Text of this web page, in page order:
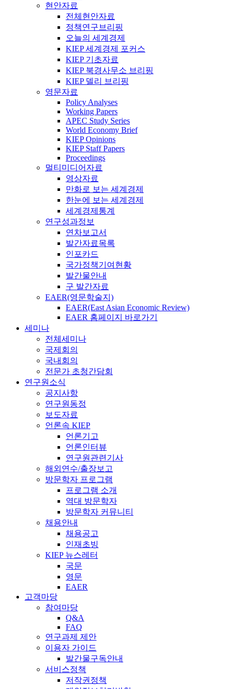
현안자료
전체현안자료
정책연구브리핑
오늘의 세계경제
KIEP 세계경제 포커스
KIEP 기초자료
KIEP 북경사무소 브리핑
KIEP 델리 브리핑
영문자료
Policy Analyses
Working Papers
APEC Study Series
World Economy Brief
KIEP Opinions
KIEP Staff Papers
Proceedings
멀티미디어자료
영상자료
만화로 보는 세계경제
한눈에 보는 세계경제
세계경제통계
연구성과정보
연차보고서
발간자료목록
인포카드
국가정책기여현황
발간물안내
구 발간자료
EAER(영문학술지)
EAER(East Asian Economic Review)
EAER 홈페이지 바로가기
세미나
전체세미나
국제회의
국내회의
전문가 초청간담회
연구원소식
공지사항
연구원동정
보도자료
언론속 KIEP
언론기고
언론인터뷰
연구원관련기사
해외연수/출장보고
방문학자 프로그램
프로그램 소개
역대 방문학자
방문학자 커뮤니티
채용안내
채용공고
인재초빙
KIEP 뉴스레터
국문
영문
EAER
고객마당
참여마당
Q&A
FAQ
연구과제 제안
이용자 가이드
발간물구독안내
서비스정책
저작권정책